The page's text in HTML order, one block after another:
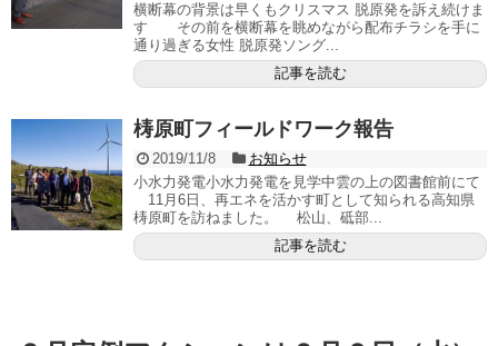
横断幕の背景は早くもクリスマス 脱原発を訴え続けま
す その前を横断幕を眺めながら配布チラシを手に
通り過ぎる女性 脱原発ソング...
記事を読む
梼原町フィールドワーク報告
2019/11/8
お知らせ
小水力発電小水力発電を見学中雲の上の図書館前にて
11月6日、再エネを活かす町として知られる高知県
梼原町を訪ねました。 松山、砥部...
記事を読む